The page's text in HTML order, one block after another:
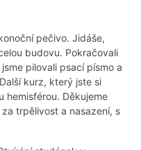
pečivo. Jidáše,
budovu. Pokračovali
pilovali psací písmo a
kurz, který jste si
hemisférou. Děkujeme
trpělivost a nasazení, s